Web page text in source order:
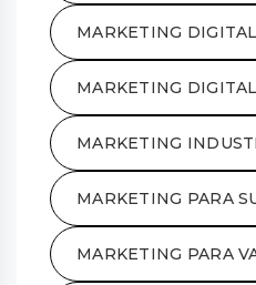
MARKETING DIGITAL
MARKETING
MARKETING
MARKETING PARA
MARKETING PARA